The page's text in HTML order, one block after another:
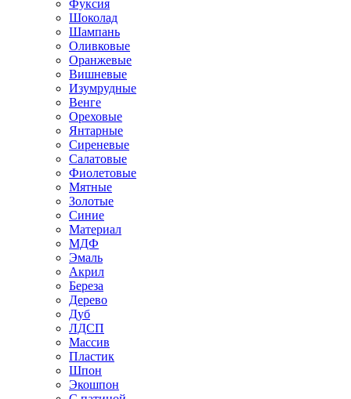
Фуксия
Шоколад
Шампань
Оливковые
Оранжевые
Вишневые
Изумрудные
Венге
Ореховые
Янтарные
Сиреневые
Салатовые
Фиолетовые
Мятные
Золотые
Синие
Материал
МДФ
Эмаль
Акрил
Береза
Дерево
Дуб
ЛДСП
Массив
Пластик
Шпон
Экошпон